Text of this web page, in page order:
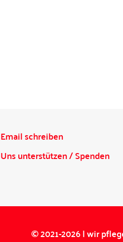
Email schreiben
Uns unterstützen / Spenden
© 2021-2026 | wir